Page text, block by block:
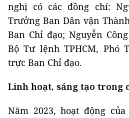
nghị có các đồng chí:
Trưởng Ban Dân vận
Ban Chỉ đạo; Nguyễn
Bộ Tư lệnh TPHCM, Phó
trực Ban Chỉ đạo.
Linh hoạt, sáng tạo trong
Năm 2023, hoạt động